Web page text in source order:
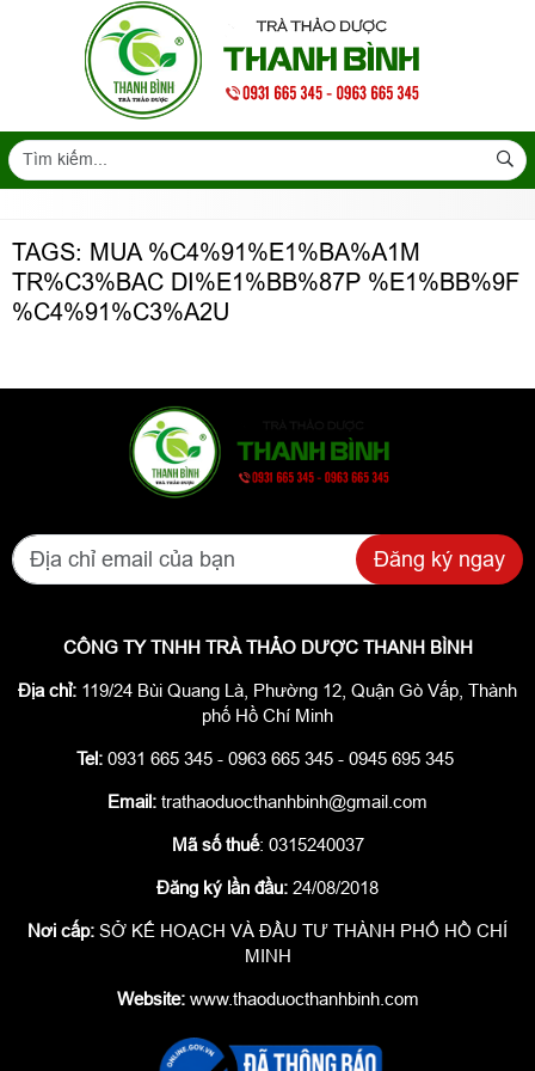
TAGS: MUA %C4%91%E1%BA%A1M
TR%C3%BAC DI%E1%BB%87P %E1%BB%9F
%C4%91%C3%A2U
Đăng ký ngay
CÔNG TY TNHH TRÀ THẢO DƯỢC THANH BÌNH
Địa chỉ: 119/24 Bùi Quang Là, Phường 12, Quận Gò Vấp, Thành
phố Hồ Chí Minh
Tel: 0931 665 345 - 0963 665 345 - 0945 695 345
Email: trathaoduocthanhbinh@gmail.com
Mã số thuế: 0315240037
Đăng ký lần đầu: 24/08/2018
Nơi cấp: SỞ KẾ HOẠCH VÀ ĐẦU TƯ THÀNH PHỐ HỒ CHÍ
MINH
Website:www.thaoduocthanhbinh.com